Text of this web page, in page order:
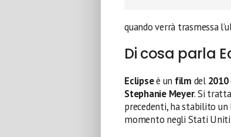
quando verrà trasmessa
Di cosa parla
Eclipseè un film del 2010
Stephanie Meyer. Si
precedenti, ha stabilito
momento negli Stati Uniti